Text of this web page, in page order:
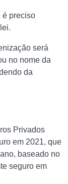
é preciso
será
no nome da
da
Privados
em 2021, que
baseado no
seguro em